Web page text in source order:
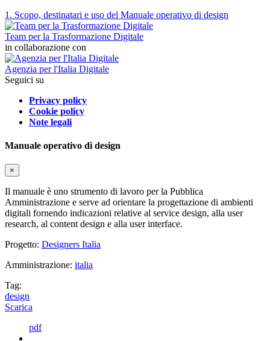
1. Scopo, destinatari e uso del Manuale operativo di design
Team per la Trasformazione Digitale
in collaborazione con
Agenzia per l'Italia Digitale
Seguici su
Privacy policy
Cookie policy
Note legali
Manuale operativo di design
×
Il manuale è uno strumento di lavoro per la Pubblica
Amministrazione e serve ad orientare la progettazione di ambienti
digitali fornendo indicazioni relative al service design, alla user
research, al content design e alla user interface.
Progetto: Designers Italia
Amministrazione: italia
Tag:
design
Scarica
pdf